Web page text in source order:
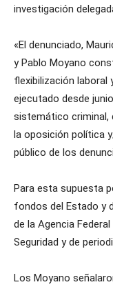
investigación
«El denunciado,
y Pablo Moyano
flexibilización laboral
ejecutado desde
sistemático criminal,
la oposición política
público de los
Para esta supuesta
fondos del Estado y
de la Agencia
Seguridad y de
Los Moyano